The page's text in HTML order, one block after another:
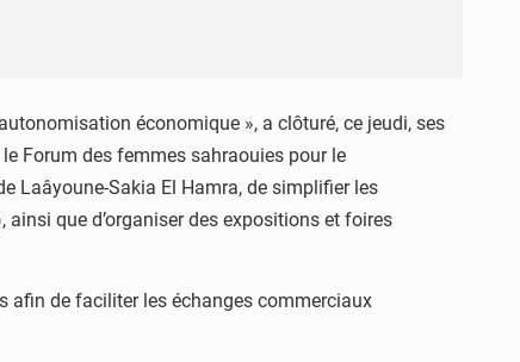
économique », a clôturé, ce jeudi, ses
Forum des femmes sahraouies pour le
Laâyoune-Sakia El Hamra, de simplifier les
que d’organiser des expositions et foires
afin de faciliter les échanges commerciaux